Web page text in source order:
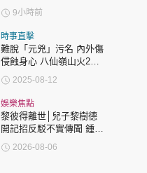
洋蔥
9小時前
時事直擊
難脫「元兇」污名 內外傷
侵蝕身心 八仙嶺山火29
年 獨家專訪 張潤衡終極
剖白
2025-08-12
娛樂焦點
黎彼得離世│兒子黎樹德
開記招反駁不實傳聞 鍾志
光代好友澄清：冇經濟問
題
2026-08-06